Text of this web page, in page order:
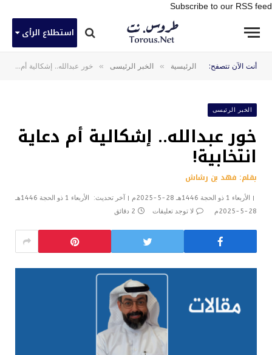
Subscribe to our RSS feed
استطلاع الرأى
أنت الآن تتصفح: الرئيسية » الخبر الرئيسى » خور عبدالله.. إشكالية أم دعاية انتخابية!
الخبر الرئيسى
خور عبدالله.. إشكالية أم دعاية
انتخابية!
بقلم: فهد بن رشاش
الأربعاء 1 ذو الحجة 1446هـ 28-5-2025م آخر تحديث:
الأربعاء 1 ذو الحجة 1446هـ
28-5-2025م
لا توجد تعليقات 2 دقائق